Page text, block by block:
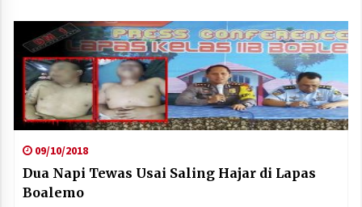
09/10/2018
Dua Napi Tewas Usai Saling Hajar di Lapas
Boalemo